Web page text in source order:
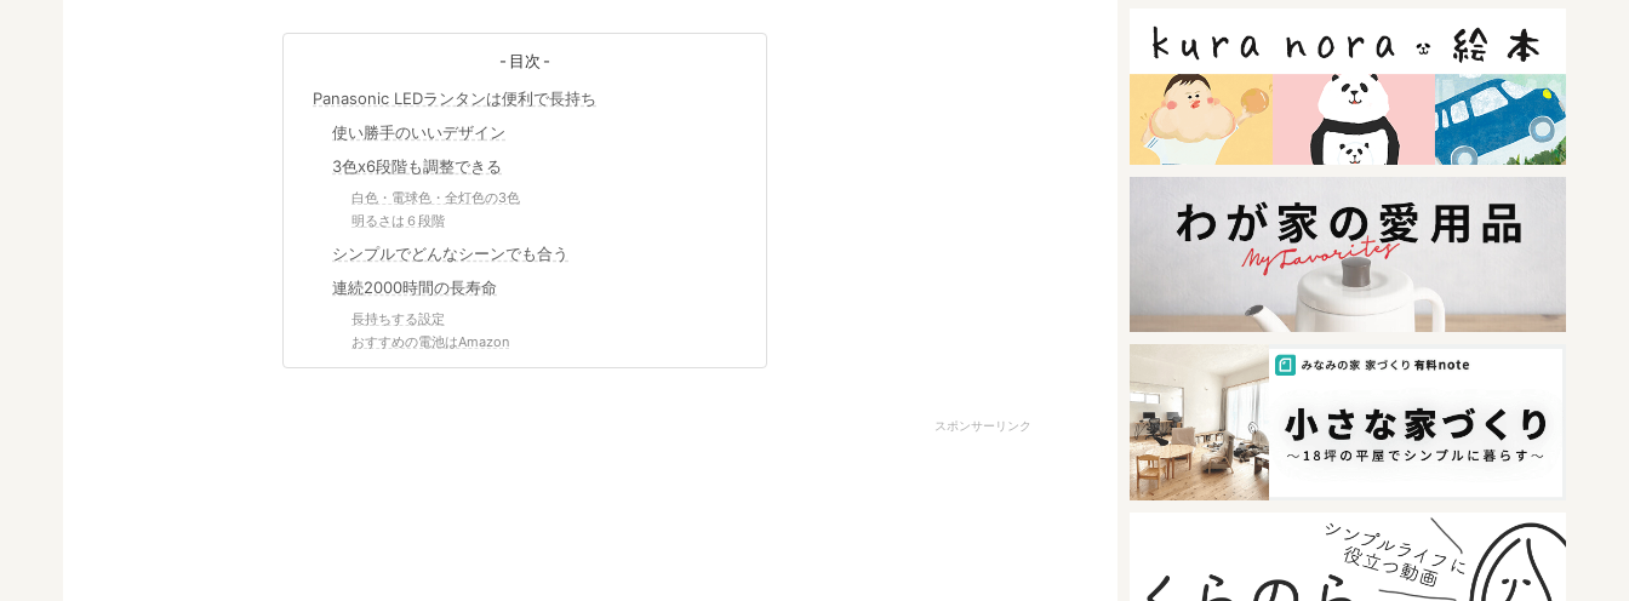
目次
Panasonic LEDランタンは便利で長持ち
使い勝手のいいデザイン
3色x6段階も調整できる
白色・電球色・全灯色の3色
明るさは６段階
シンプルでどんなシーンでも合う
連続2000時間の長寿命
長持ちする設定
おすすめの電池はAmazon
スポンサーリンク